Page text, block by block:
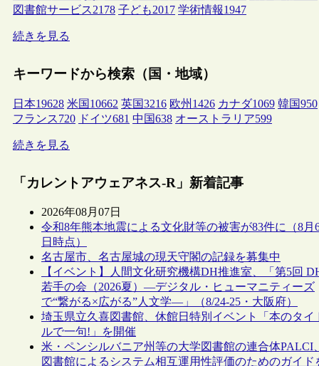
図書館サービス2178 子ども2017 学術情報1947
続きを見る
キーワードから検索（国・地域）
日本19628 米国 10662 英国3216 欧州 1426 カナダ1069 韓国950
フランス720 ドイツ681 中国638 オーストラリア599
続きを見る
「カレントアウェアネス-R」新着記事
2026年08月07日
令和8年熊本地震による文化財等の被害が83件に（8月
日時点）
名古屋市、名古屋城の現天守閣の記録を募集中
【イベント】人間文化研究機構DH推進室、「第5回
若手の会（2026夏）―デジタル・ヒューマニティーズ
で“繋がる×広がる”人文学―」（8/24-25・大阪府）
埼玉県立久喜図書館、休館日特別イベント「本のタイ
ルで一句!」を開催
米・ペンシルバニア州等の大学図書館の連合体PALCI、
図書館によるシステム相互運用性評価のためのガイド